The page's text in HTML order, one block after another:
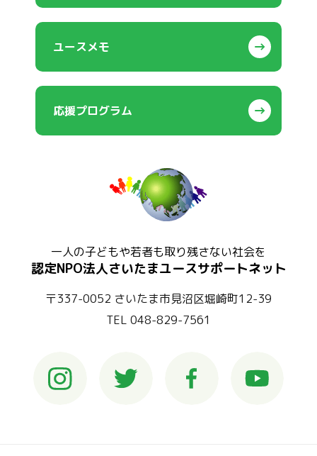
ユースメモ
応援プログラム
一人の子どもや若者も取り残さない社会を
認定NPO法人さいたまユースサポートネット
〒337-0052 さいたま市見沼区堀崎町12-39
TEL 048-829-7561